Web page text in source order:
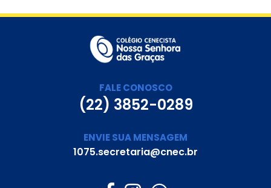
FALE CONOSCO
(22) 3852-0289
ENVIE SUA MENSAGEM
1075.secretaria@cnec.br